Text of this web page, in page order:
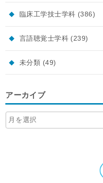
臨床工学技士学科 (386)
言語聴覚士学科 (239)
未分類 (49)
アーカイブ